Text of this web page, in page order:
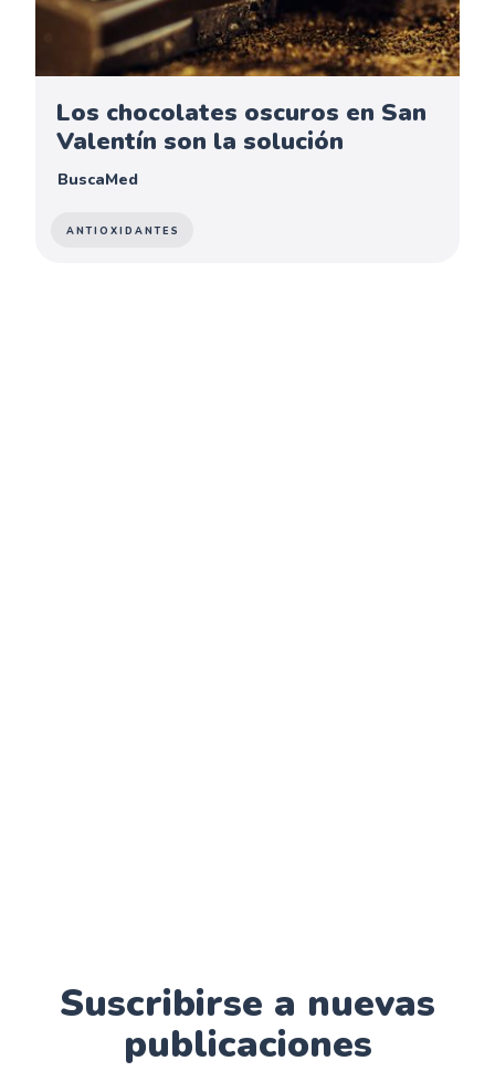
Los chocolates oscuros en San
Valentín son la solución
BuscaMed
ANTIOXIDANTES
Suscribirse a nuevas
publicaciones